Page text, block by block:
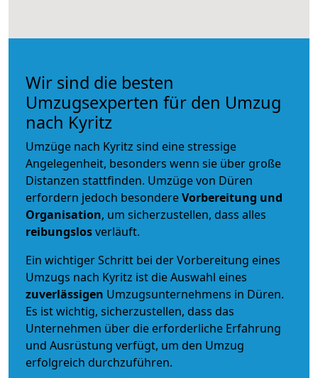
Wir sind die besten
Umzugsexperten für den Umzug
nach Kyritz
Umzüge nach Kyritz sind eine stressige
Angelegenheit, besonders wenn sie über große
Distanzen stattfinden. Umzüge von Düren
erfordern jedoch besondereVorbereitung und
Organisation, um sicherzustellen, dass alles
reibungslosverläuft.
Ein wichtiger Schritt bei der Vorbereitung eines
Umzugs nach Kyritz ist die Auswahl eines
zuverlässigen Umzugsunternehmens in Düren.
Es ist wichtig, sicherzustellen, dass das
Unternehmen über die erforderliche Erfahrung
und Ausrüstung verfügt, um den Umzug
erfolgreich durchzuführen.